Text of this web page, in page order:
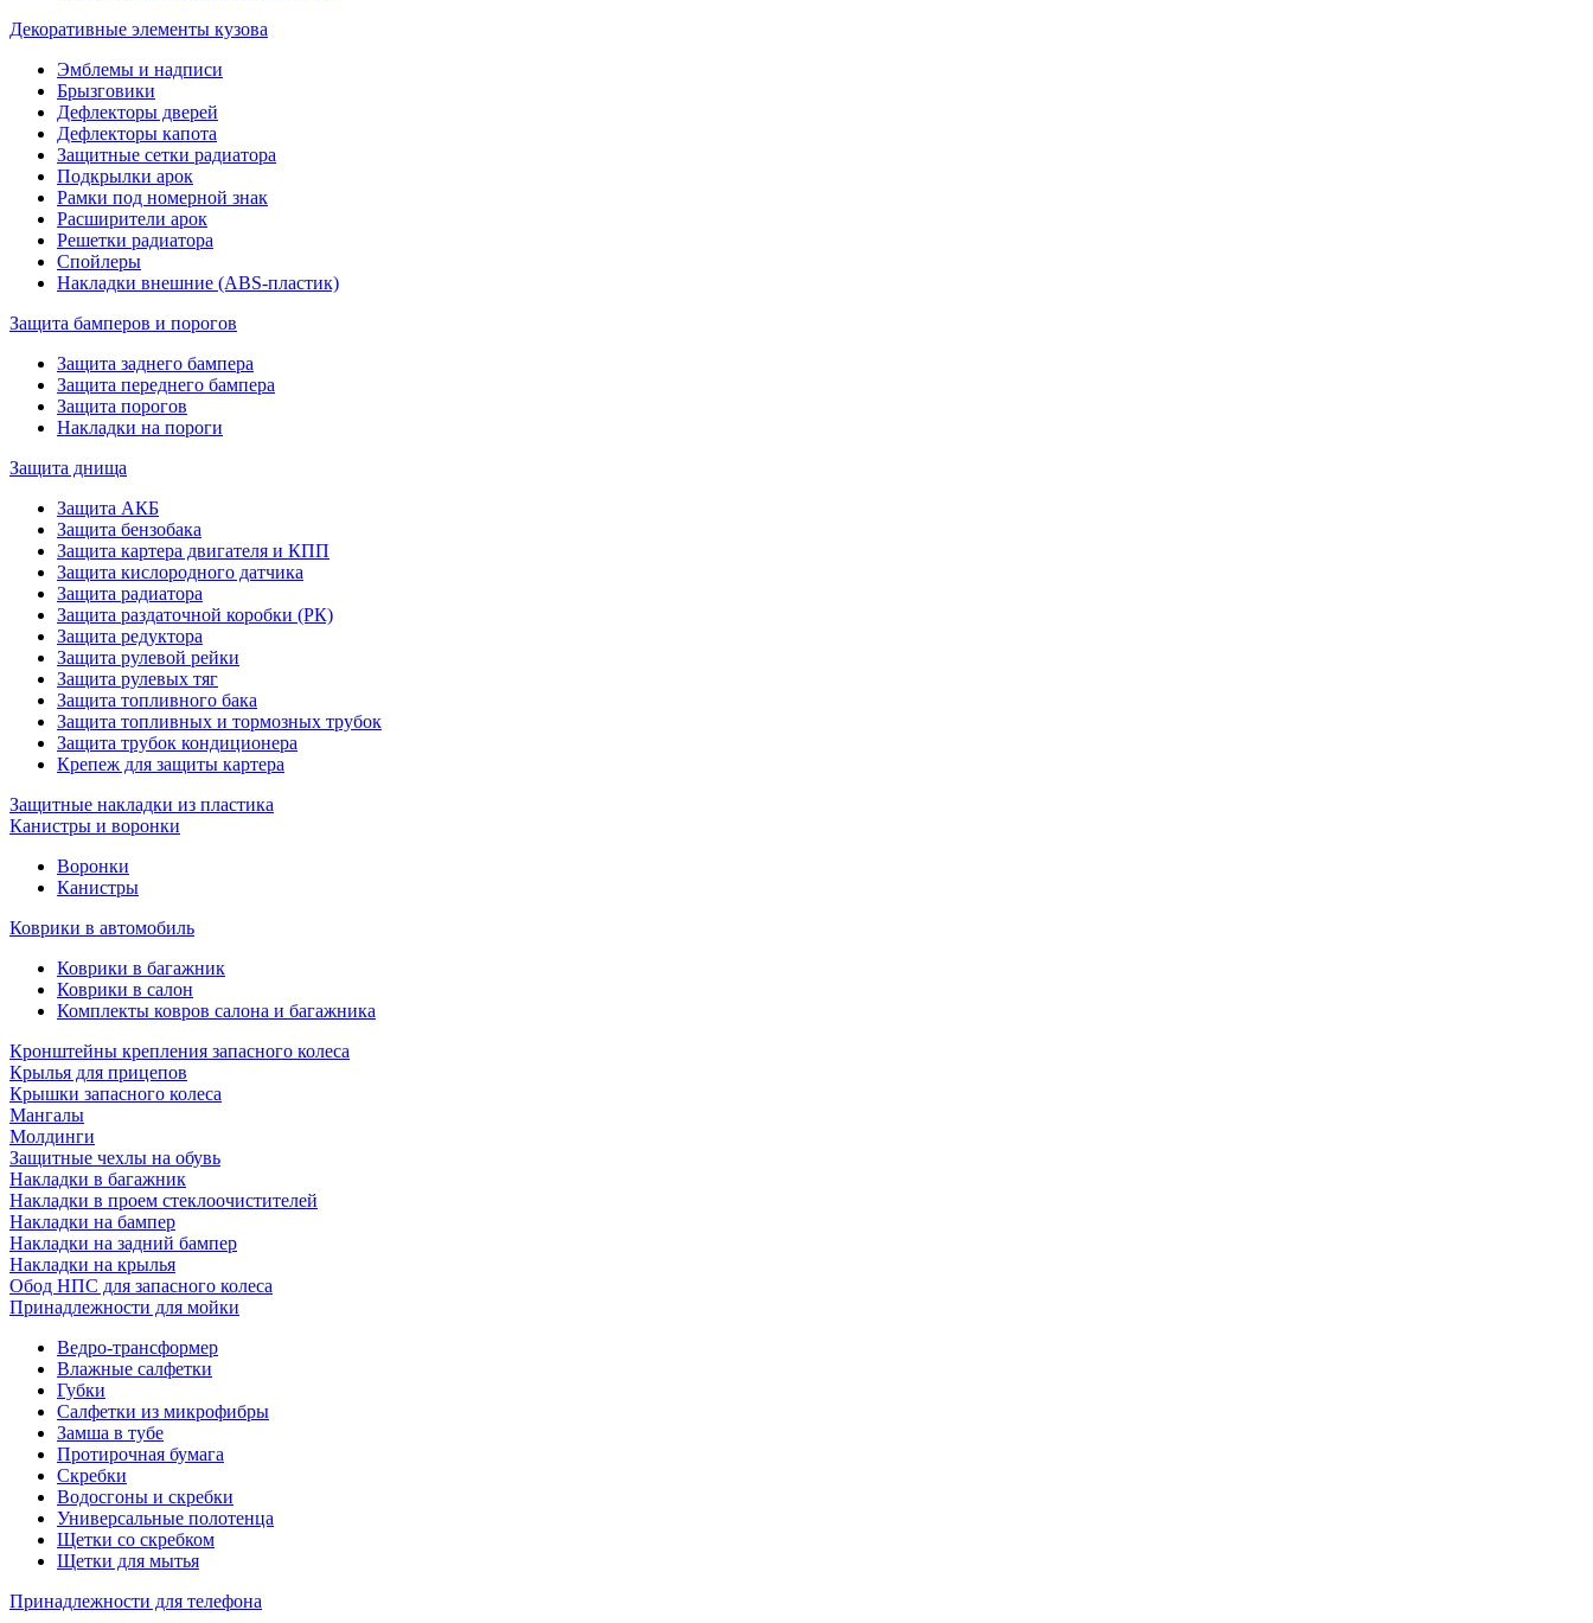
Декоративные элементы кузова
Эмблемы и надписи
Брызговики
Дефлекторы дверей
Дефлекторы капота
Защитные сетки радиатора
Подкрылки арок
Рамки под номерной знак
Расширители арок
Решетки радиатора
Спойлеры
Накладки внешние (ABS-пластик)
Защита бамперов и порогов
Защита заднего бампера
Защита переднего бампера
Защита порогов
Накладки на пороги
Защита днища
Защита АКБ
Защита бензобака
Защита картера двигателя и КПП
Защита кислородного датчика
Защита радиатора
Защита раздаточной коробки (РК)
Защита редуктора
Защита рулевой рейки
Защита рулевых тяг
Защита топливного бака
Защита топливных и тормозных трубок
Защита трубок кондиционера
Крепеж для защиты картера
Защитные накладки из пластика
Канистры и воронки
Воронки
Канистры
Коврики в автомобиль
Коврики в багажник
Коврики в салон
Комплекты ковров салона и багажника
Кронштейны крепления запасного колеса
Крылья для прицепов
Крышки запасного колеса
Мангалы
Молдинги
Защитные чехлы на обувь
Накладки в багажник
Накладки в проем стеклоочистителей
Накладки на бампер
Накладки на задний бампер
Накладки на крылья
Обод НПС для запасного колеса
Принадлежности для мойки
Ведро-трансформер
Влажные салфетки
Губки
Салфетки из микрофибры
Замша в тубе
Протирочная бумага
Скребки
Водосгоны и скребки
Универсальные полотенца
Щетки со скребком
Щетки для мытья
Принадлежности для телефона